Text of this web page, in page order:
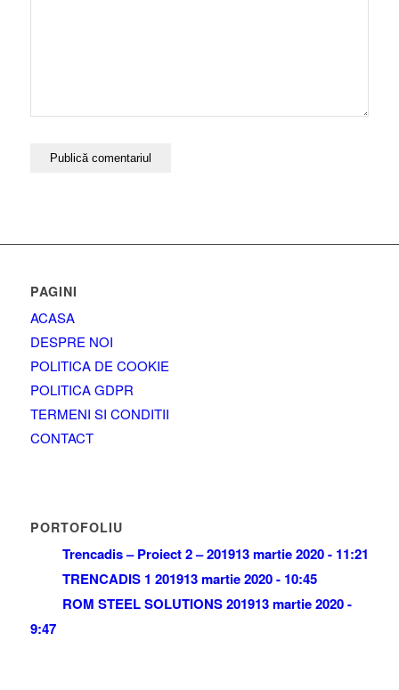
PAGINI
ACASA
DESPRE NOI
POLITICA DE COOKIE
POLITICA GDPR
TERMENI SI CONDITII
CONTACT
PORTOFOLIU
Trencadis – Proiect 2 – 201913 martie 2020 - 11:21
TRENCADIS 1 201913 martie 2020 - 10:45
ROM STEEL SOLUTIONS 201913 martie 2020 -
9:47